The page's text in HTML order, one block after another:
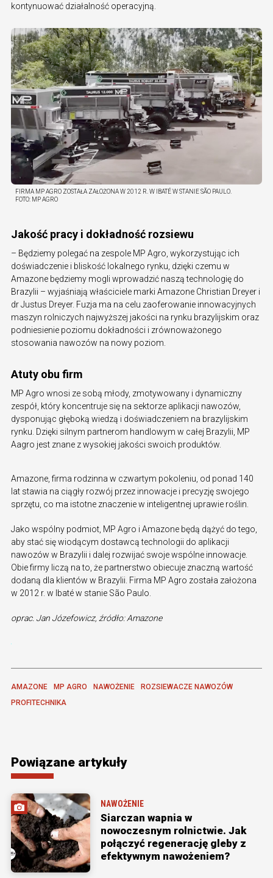
kontynuować działalność operacyjną.
FIRMA MP AGRO ZOSTAŁA ZAŁOŻONA W 2012 R. W IBATÉ W STANIE SÃO PAULO.
FOTO: MP AGRO
Jakość pracy i dokładność rozsiewu
– Będziemy polegać na zespole MP Agro, wykorzystując ich
doświadczenie i bliskość lokalnego rynku, dzięki czemu w
Amazone będziemy mogli wprowadzić naszą technologię do
Brazylii – wyjaśniają właściciele marki Amazone Christian Dreyer i
dr Justus Dreyer. Fuzja ma na celu zaoferowanie innowacyjnych
maszyn rolniczych najwyższej jakości na rynku brazylijskim oraz
podniesienie poziomu dokładności i zrównoważonego
stosowania nawozów na nowy poziom.
Atuty obu firm
MP Agro wnosi ze sobą młody, zmotywowany i dynamiczny
zespół, który koncentruje się na sektorze aplikacji nawozów,
dysponując głęboką wiedzą i doświadczeniem na brazylijskim
rynku. Dzięki silnym partnerom handlowym w całej Brazylii, MP
Aagro jest znane z wysokiej jakości swoich produktów.
Amazone, firma rodzinna w czwartym pokoleniu, od ponad 140
lat stawia na ciągły rozwój przez innowacje i precyzję swojego
sprzętu, co ma istotne znaczenie w inteligentnej uprawie roślin.
Jako wspólny podmiot, MP Agro i Amazone będą dążyć do tego,
aby stać się wiodącym dostawcą technologii do aplikacji
nawozów w Brazylii i dalej rozwijać swoje wspólne innowacje.
Obie firmy liczą na to, że partnerstwo obiecuje znaczną wartość
dodaną dla klientów w Brazylii. Firma MP Agro została założona
w 2012 r. w Ibaté w stanie São Paulo.
oprac. Jan Józefowicz, źródło: Amazone
AMAZONE MP AGRO NAWOŻENIE
ROZSIEWACZE NAWOZÓW
PROFITECHNIKA
Powiązane artykuły
NAWOŻENIE
Siarczan wapnia w
nowoczesnym rolnictwie. Jak
połączyć regenerację gleby z
efektywnym nawożeniem?